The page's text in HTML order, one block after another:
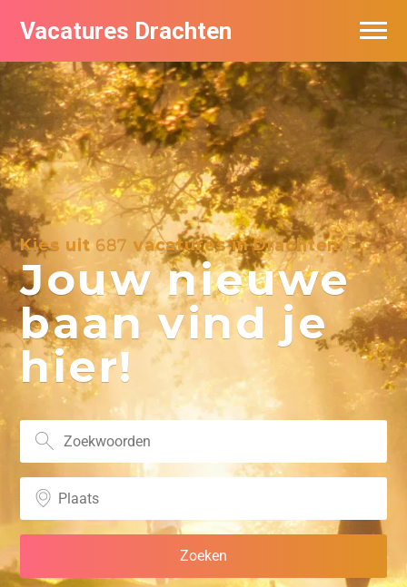
Vacatures Drachten
Kies uit687 vacatures in Drachten:
Jouw nieuwe
baan vind je
hier!
Vacatures per bedrijf in Drachten
De populairste vacatures in Drachten
Nieuwsbrief feed